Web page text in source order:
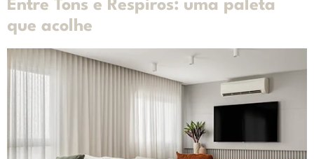
Entre Tons e Respiros: uma paleta
que acolhe